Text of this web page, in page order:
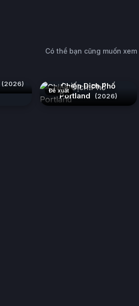
Có thể bạn cũng muốn xem
(2026)
Đề xuấtChiến Dịch Phố
Portland
(2026)